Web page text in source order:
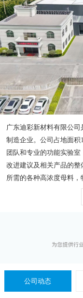
广东迪彩新材料有限公
制造企业。公司占地面积
团队和专业的功能实验室
改进建议及相关产品的
所需的各种高浓度母料
公司动态